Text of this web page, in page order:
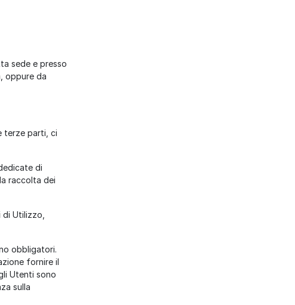
sede e presso
oppure da
terze parti, ci
di
raccolta dei
Utilizzo,
obbligatori.
fornire il
Utenti sono
sulla